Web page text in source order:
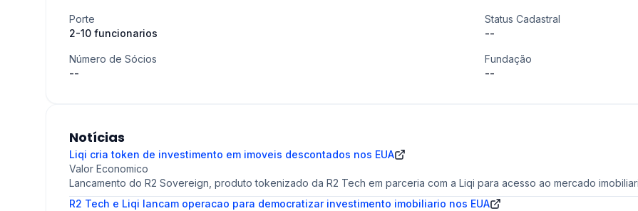
Porte
2-10 funcionarios
Status Cadastral
--
Número de Sócios
--
Fundação
--
Notícias
Liqi cria token de investimento em imoveis descontados nos EUA
Valor Economico
Lancamento do R2 Sovereign, produto tokenizado da R2 Tech em parceria com a Liqi para acesso ao mercado
R2 Tech e Liqi lancam operacao para democratizar investimento imobiliario nos EUA